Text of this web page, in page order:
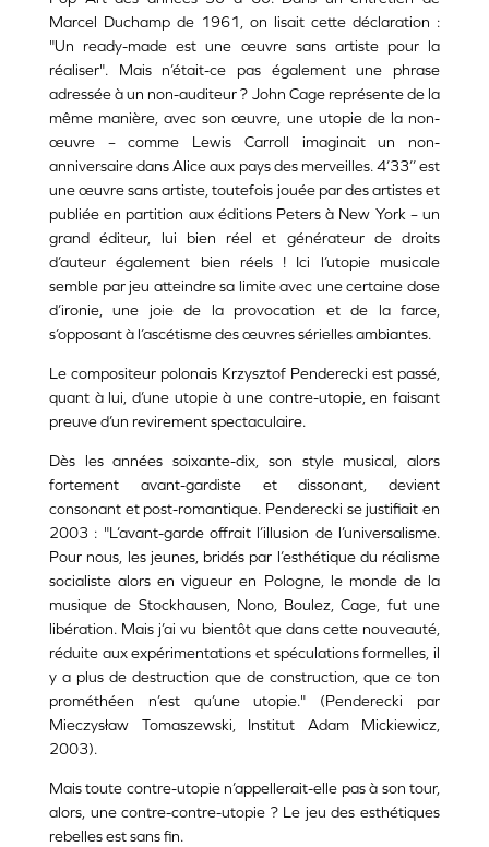
Marcel Duchamp de 1961, on lisait cette déclaration :
"Un ready-made est une œuvre sans artiste pour la
réaliser". Mais n’était-ce pas également une phrase
adressée à un non-auditeur ? John Cage représente de la
même manière, avec son œuvre, une utopie de la non-
œuvre – comme Lewis Carroll imaginait un non-
anniversaire dans Alice aux pays des merveilles. 4’33’’ est
une œuvre sans artiste, toutefois jouée par des artistes et
publiée en partition aux éditions Peters à New York – un
grand éditeur, lui bien réel et générateur de droits
d’auteur également bien réels ! Ici l’utopie musicale
semble par jeu atteindre sa limite avec une certaine dose
d’ironie, une joie de la provocation et de la farce,
s’opposant à l’ascétisme des œuvres sérielles ambiantes.
Le compositeur polonais Krzysztof Penderecki est passé,
quant à lui, d’une utopie à une contre-utopie, en faisant
preuve d’un revirement spectaculaire.
Dès les années soixante-dix, son style musical, alors
fortement avant-gardiste et dissonant, devient
consonant et post-romantique. Penderecki se justifiait en
2003 : "L’avant-garde offrait l’illusion de l’universalisme.
Pour nous, les jeunes, bridés par l’esthétique du réalisme
socialiste alors en vigueur en Pologne, le monde de la
musique de Stockhausen, Nono, Boulez, Cage, fut une
libération. Mais j’ai vu bientôt que dans cette nouveauté,
réduite aux expérimentations et spéculations formelles, il
y a plus de destruction que de construction, que ce ton
prométhéen n’est qu’une utopie." (Penderecki par
Mieczysław Tomaszewski, Institut Adam Mickiewicz,
2003).
Mais toute contre-utopie n’appellerait-elle pas à son tour,
alors, une contre-contre-utopie ? Le jeu des esthétiques
rebelles est sans fin.